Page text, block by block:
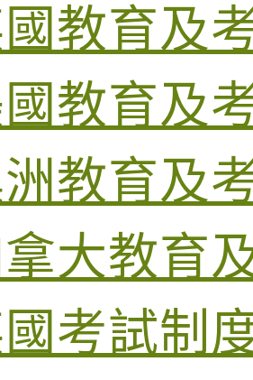
教育及
教育及
教育及
大教育
考試制